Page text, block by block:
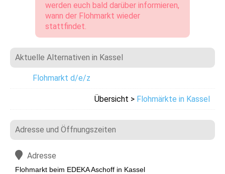
werden euch bald darüber informieren,
wann der Flohmarkt wieder
stattfindet.
Aktuelle Alternativen in Kassel
Flohmarkt d/e/z
Übersicht > Flohmärkte in Kassel
Adresse und Öffnungszeiten
Adresse
Flohmarkt beim EDEKA Aschoff in Kassel